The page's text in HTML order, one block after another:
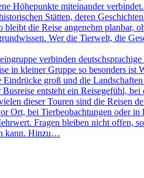
Höhepunkte miteinander
Stätten, deren
bleibt die Reise angenehm planbar,
Wer die Tierwelt, die
verbinden
in kleiner Gruppe so besonders
groß und die
entsteht ein Reisegefühl,
dieser Touren sind die Reisen
Ort, bei Tierbeobachtungen oder
Fragen bleiben nicht
kann. Hinzu…